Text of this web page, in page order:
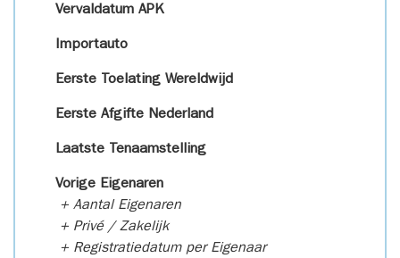
Vervaldatum APK
Importauto
Eerste Toelating Wereldwijd
Eerste Afgifte Nederland
Laatste Tenaamstelling
Vorige Eigenaren
+ Aantal Eigenaren
+ Privé / Zakelijk
+ Registratiedatum per Eigenaar